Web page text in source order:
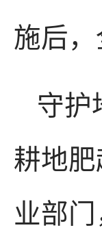
施后
守护
耕地
业部